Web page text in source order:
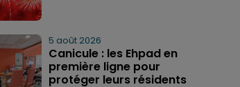
5 août 2026
Canicule : les Ehpad en
première ligne pour
protéger leurs résidents